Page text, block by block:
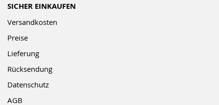
SICHER EINKAUFEN
Versandkosten
Preise
Lieferung
Rücksendung
Datenschutz
AGB